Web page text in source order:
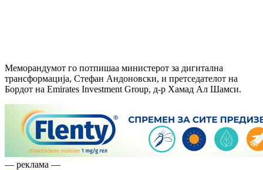
Меморандумот го потпишаа министерот за дигитална
трансформација, Стефан Андоновски, и претседателот на
Бордот на Emirates Investment Group, д-р Хамад Ал Шамси.
— реклама —